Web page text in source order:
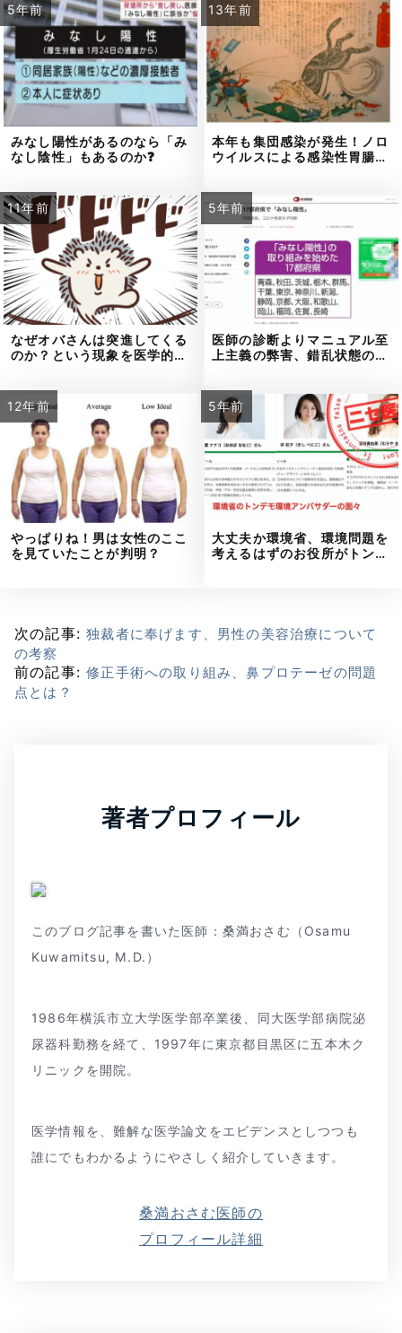
5年前
みなし陽性があるのなら「み
なし陰性」もあるのか❓
13年前
本年も集団感染が発生！ノロ
ウイルスによる感染性胃腸…
11年前
なぜオバさんは突進してくる
のか？という現象を医学的…
5年前
医師の診断よりマニュアル至
上主義の弊害、錯乱状態の…
12年前
やっぱりね！男は女性のここ
を見ていたことが判明？
5年前
大丈夫か環境省、環境問題を
考えるはずのお役所がトン…
次の記事:独裁者に奉げます、男性の美容治療について
の考察
前の記事:修正手術への取り組み、鼻プロテーゼの問題
点とは？
著者プロフィール
このブログ記事を書いた医師：桑満おさむ（Osamu
Kuwamitsu, M.D.）
1986年横浜市立大学医学部卒業後、同大医学部病院泌
尿器科勤務を経て、1997年に東京都目黒区に五本木ク
リニックを開院。
医学情報を、難解な医学論文をエビデンスとしつつも
誰にでもわかるようにやさしく紹介していきます。
桑満おさむ医師の
プロフィール詳細